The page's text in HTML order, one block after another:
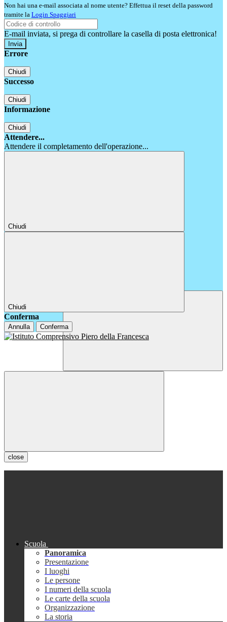
Non hai una e-mail associata al nome utente? Effettua il reset della password
tramite la Login Spaggiari
E-mail inviata, si prega di controllare la casella di posta elettronica!
Errore
Chiudi
Successo
Chiudi
Informazione
Chiudi
Attendere...
Attendere il completamento dell'operazione...
Chiudi
Chiudi
Conferma
Annulla Conferma
close
Scuola
Panoramica
Presentazione
I luoghi
Le persone
I numeri della scuola
Le carte della scuola
Organizzazione
La storia